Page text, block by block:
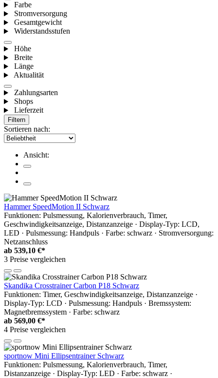
Farbe
Stromversorgung
Gesamtgewicht
Widerstandsstufen
Höhe
Breite
Länge
Aktualität
Zahlungsarten
Shops
Lieferzeit
Filtern
Sortieren nach:
Ansicht:
Hammer SpeedMotion II Schwarz
Funktionen: Pulsmessung, Kalorienverbrauch, Timer,
Geschwindigkeitsanzeige, Distanzanzeige · Display-Typ: LCD,
LED · Pulsmessung: Handpuls · Farbe: schwarz · Stromversorgung:
Netzanschluss
ab 539,10 €*
3 Preise vergleichen
Skandika Crosstrainer Carbon P18 Schwarz
Funktionen: Timer, Geschwindigkeitsanzeige, Distanzanzeige ·
Display-Typ: LCD · Pulsmessung: Handpuls · Bremssystem:
Magnetbremssystem · Farbe: schwarz
ab 569,00 €*
4 Preise vergleichen
sportnow Mini Ellipsentrainer Schwarz
Funktionen: Pulsmessung, Kalorienverbrauch, Timer,
Distanzanzeige · Display-Typ: LED · Farbe: schwarz ·